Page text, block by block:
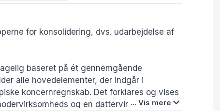
for konsolidering, dvs. udarbejdelse af
baseret på ét gennemgående
alle hovedelementer, der indgår i
koncernregnskab. Det forklares og vises
og en dattervirksomheds
... Vis mere